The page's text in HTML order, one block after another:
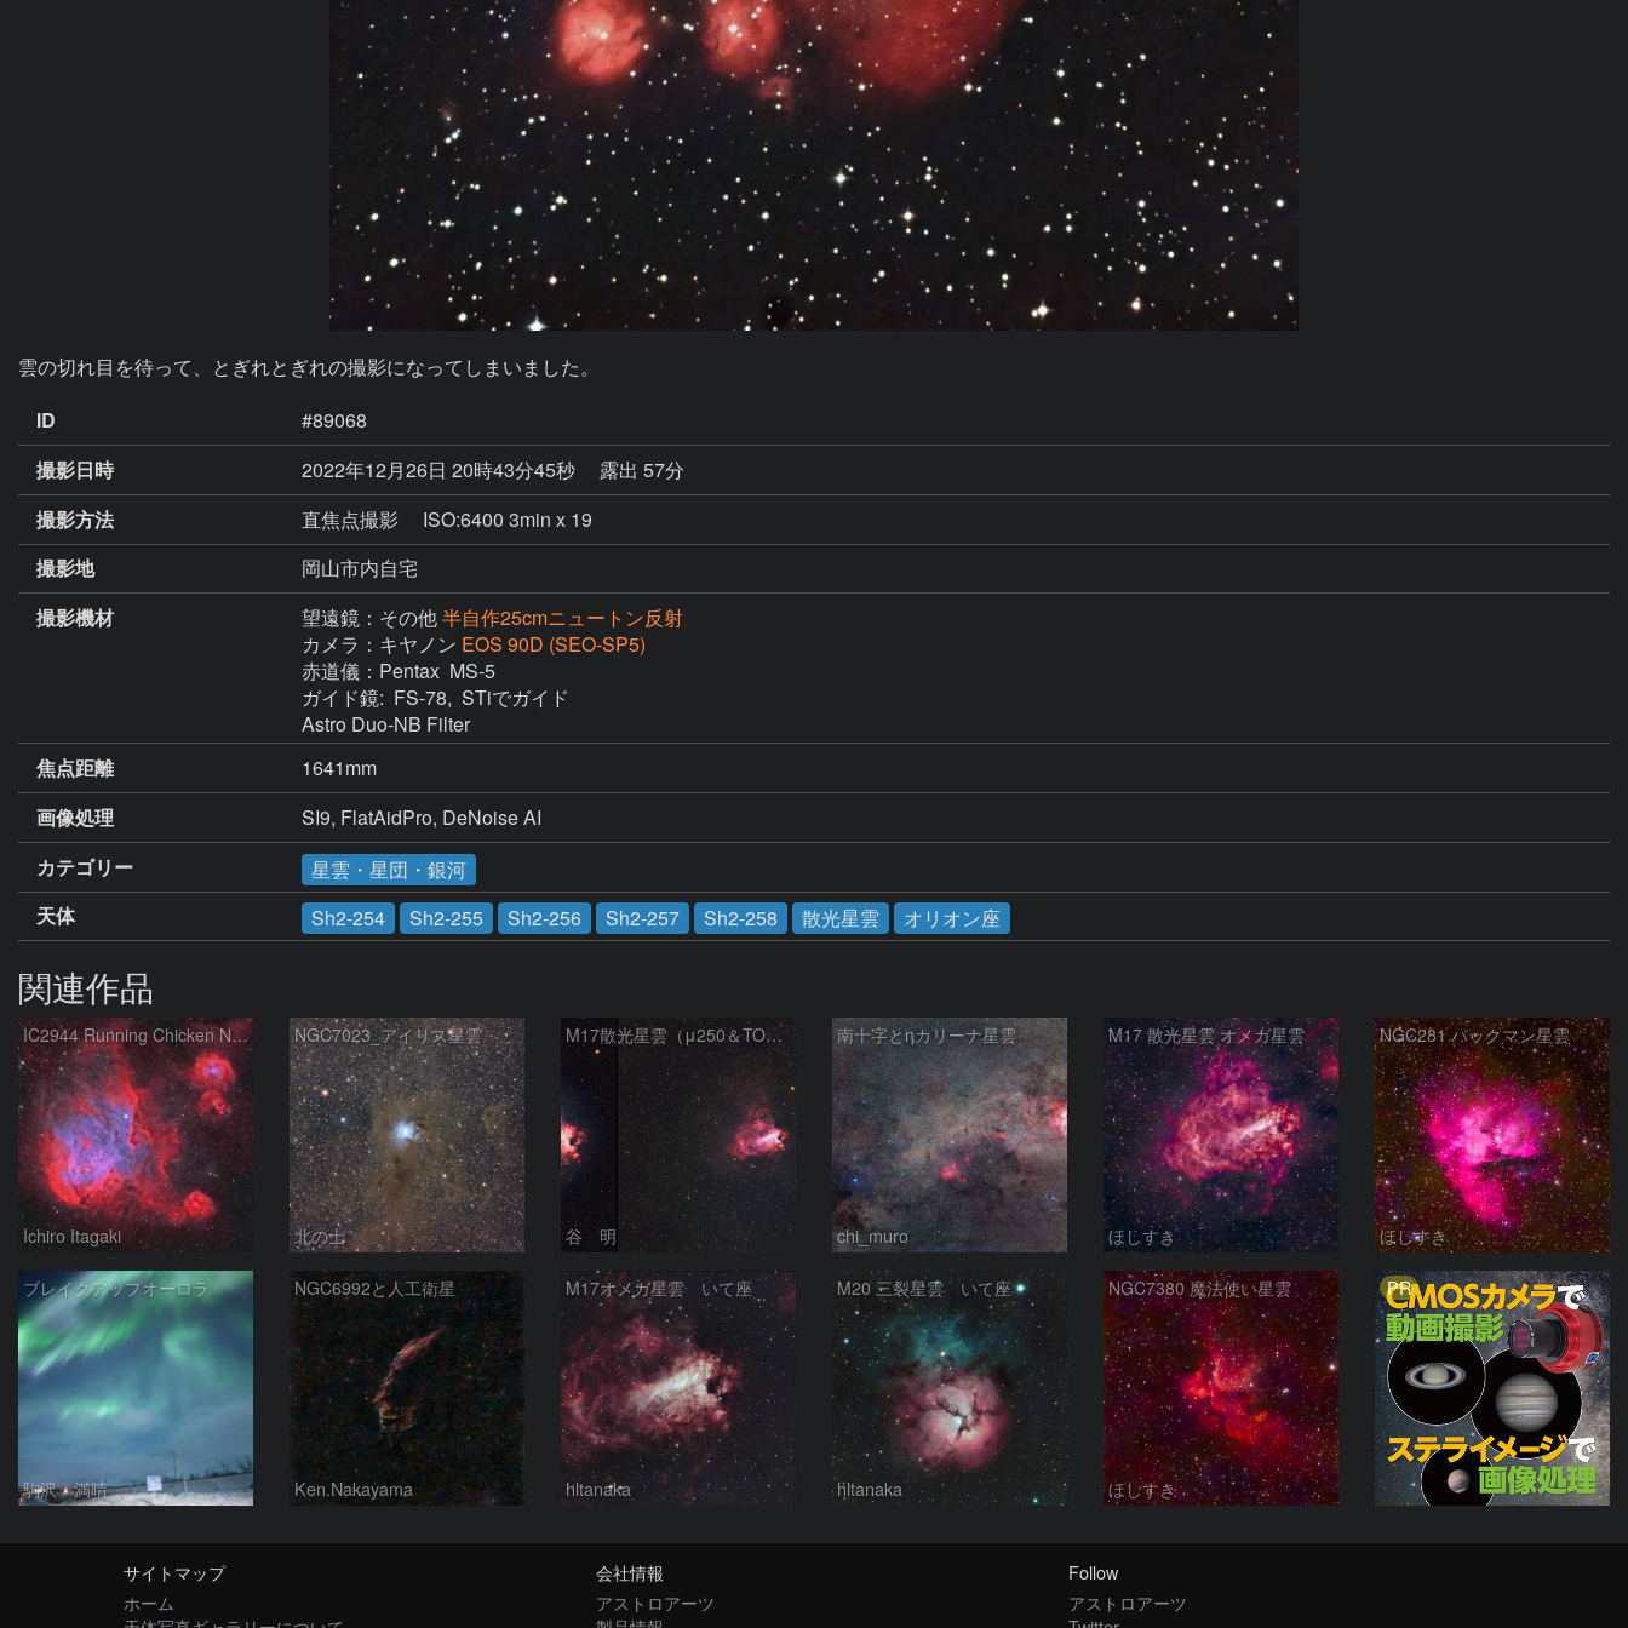
雲の切れ目を待って、とぎれとぎれの撮影になってしまいました。
ID
#89068
撮影日時
2022年12月26日 20時43分45秒
露出 57分
撮影方法
直焦点撮影 ISO:6400 3min x 19
撮影地
岡山市内自宅
撮影機材
望遠鏡：その他半自作25cmニュートン反射
カメラ：キヤノン EOS 90D (SEO-SP5)
赤道儀：Pentax  MS-5
ガイド鏡:  FS-78,  STiでガイド
Astro Duo-NB Filter
焦点距離
1641mm
画像処理
SI9, FlatAidPro, DeNoise AI
カテゴリー
星雲・星団・銀河
天体
Sh2-254 Sh2-255 Sh2-256 Sh2-257 Sh2-258 散光星雲 オリオン座
関連作品
IC2944 Running Chicken Nebula
Ichiro Itagaki
NGC7023_アイリス星雲
北の士
M17散光星雲（μ250＆TOA130）
谷 明
南十字とηカリーナ星雲
chi_muro
M17 散光星雲 オメガ星雲
ほしすき
NGC281 パックマン星雲
ほしすき
ブレイクアップオーロラ
駒沢 満晴
NGC6992と人工衛星
Ken.Nakayama
M17オメガ星雲 いて座
hltanaka
M20 三裂星雲 いて座
hltanaka
NGC7380 魔法使い星雲
ほしすき
PR
サイトマップ
ホーム
会社情報
アストロアーツ
Follow
アストロアーツ